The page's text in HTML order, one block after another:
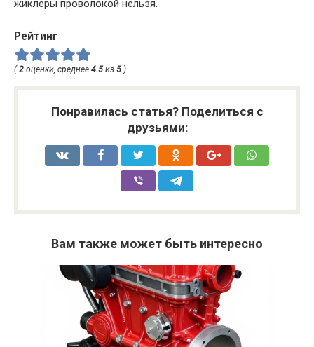
жиклеры проволокой нельзя.
Рейтинг
(2 оценки, среднее 4.5 из 5 )
Понравилась статья? Поделиться с
друзьями:
Вам также может быть интересно